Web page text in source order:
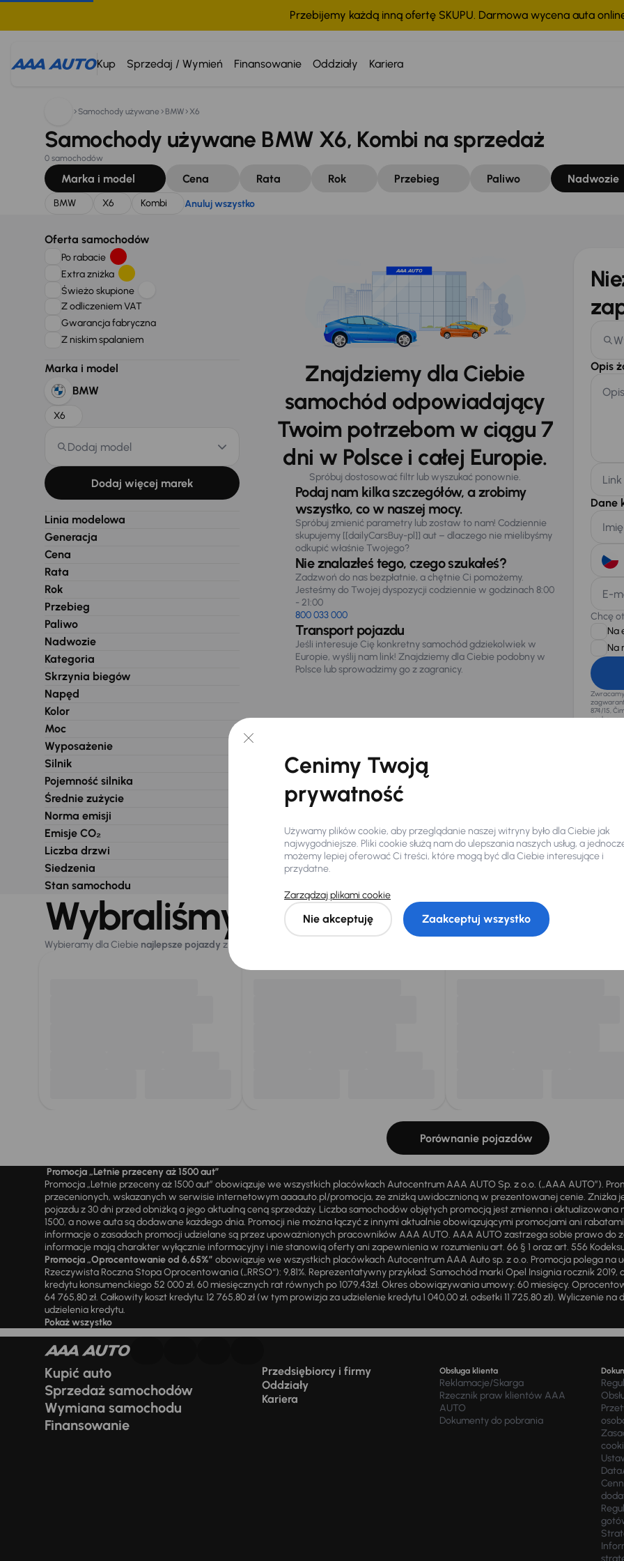
Przebijemy każdą inną ofertę SKUPU. Darmowa wycena auta
Kup Sprzedaj / Wymień Finansowanie Oddziały Kariera
Szukam: Anuluj wszystko
Samochody używane BMW X6
Samochody używane BMW X6, Kombi na sprzedaż
0 samochodów
Marka i model Cena Rata Rok Przebieg Paliwo Nadwozie
BMW X6 Kombi Anuluj wszystko
Oferta samochodów
Po rabacie
Extra zniżka
Świeżo skupione
Z odliczeniem VAT
Gwarancja fabryczna
Z niskim spalaniem
Marka i model
BMW
X6
Dodaj model
Dodaj więcej marek
Linia modelowa
Generacja
Cena
Rata
Rok
Przebieg
Paliwo
Nadwozie
Kategoria
Skrzynia biegów
Napęd
Kolor
Moc
Wyposażenie
Silnik
Pojemność silnika
Średnie zużycie
Norma emisji
Emisje CO₂
Liczba drzwi
Siedzenia
Stan samochodu
Znajdziemy dla Ciebie
samochód odpowiadający
Twoim potrzebom w ciągu 7
dni w Polsce i całej Europie.
Spróbuj dostosować filtr lub wyszukać ponownie.
Podaj nam kilka szczegółów, a zrobimy
wszystko, co w naszej mocy.
Spróbuj zmienić parametry lub zostaw to nam! Codziennie
skupujemy [[dailyCarsBuy-pl]] aut – dlaczego nie mielibyśmy
odkupić właśnie Twojego?
Nie znalazłeś tego, czego szukałeś?
Zadzwoń do nas bezpłatnie, a chętnie Ci pomożemy.
Jesteśmy do Twojej dyspozycji codziennie w godzinach 8:00
- 21:00
800 033 000
Transport pojazdu
Jeśli interesuje Cię konkretny samochód gdziekolwiek w
Europie, wyślij nam link! Znajdziemy dla Ciebie podobny w
Polsce lub sprowadzimy go z zagranicy.
Opis
Dane
E-
Chcę
Na
Na
874/15,
osobowe
Wybraliśmy dla Ciebie
Wybieramy dla Ciebie najlepsze pojazdy z naszej oferty. Kupimy dla Ciebie
Porównanie pojazdów
Promocja „Letnie przeceny aż 1500 aut”
Promocja „Letnie przeceny aż 1500 aut” obowiązuje we wszystkich placówkach Autocentrum AAA AUTO Sp. z o.o. („AAA AUTO”).
przecenionych, wskazanych w serwisie internetowym aaaauto.pl/promocja, ze zniżką uwidocznioną w prezentowanej cenie. Zniżka
pojazdu z 30 dni przed obniżką a jego aktualną ceną sprzedaży. Liczba samochodów objętych promocją jest zmienna i
1500, a nowe auta są dodawane każdego dnia. Promocji nie można łączyć z innymi aktualnie obowiązującymi promocjami ani
informacje o zasadach promocji udzielane są przez upoważnionych pracowników AAA AUTO. AAA AUTO zastrzega sobie prawo
informacje mają charakter wyłącznie informacyjny i nie stanowią oferty ani zapewnienia w rozumieniu art. 66 § 1 oraz art. 556
Promocja „Oprocentowanie od 6,65%” obowiązuje we wszystkich placówkach Autocentrum AAA Auto sp. z o.o. Promocja polega na
Rzeczywista Roczna Stopa Oprocentowania („RRSO“): 9,81%. Reprezentatywny przykład: Samochód marki Opel Insignia rocznik 2019,
kredytu konsumenckiego 52 000 zł, 60 miesięcznych rat równych po 1079,43zł. Okres obowiązywania umowy: 60 miesięcy.
64 765,80 zł. Całkowity koszt kredytu: 12 765,80 zł (w tym prowizja za udzielenie kredytu 1 040,00 zł, odsetki 11 725,80 zł). Wyliczenie
udzielenia kredytu.
Pokaż wszystko
Kupić auto
Sprzedaż samochodów
Wymiana samochodu
Finansowanie
Przedsiębiorcy i firmy
Oddziały
Kariera
Obsługa klienta
Reklamacje/Skarga
Rzecznik praw klientów AAA
AUTO
Dokumenty do pobrania
Cenimy Twoją
prywatność
Używamy plików cookie, aby przeglądanie naszej witryny było dla Ciebie jak
najwygodniejsze. Pliki cookie służą nam do ulepszania naszych usług, a
możemy lepiej oferować Ci treści, które mogą być dla Ciebie interesujące i
przydatne.
Zarządzaj plikami cookie
Nie akceptuję Zaakceptuj wszystko